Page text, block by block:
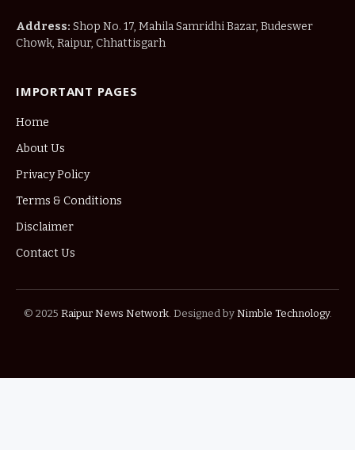
Address: Shop No. 17, Mahila Samridhi Bazar, Budeswer
Chowk, Raipur, Chhattisgarh
IMPORTANT PAGES
Home
About Us
Privacy Policy
Terms & Conditions
Disclaimer
Contact Us
© 2025 Raipur News Network. Designed by Nimble Technology.